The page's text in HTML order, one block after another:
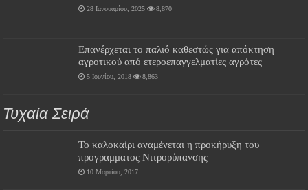
28 Ιανουαρίου, 2025 8,870
Επανέρχεται το παλιό καθεστώς για απόκτηση
αγροτικού από ετεροεπαγγελματίες αγρότες
5 Ιουνίου, 2018 8,863
Τυχαία Σειρά
Το καλοκαίρι αναμένεται η προκήρυξη του
προγραμματος Νιτρορύπανσης
10 Μαρτίου, 2017